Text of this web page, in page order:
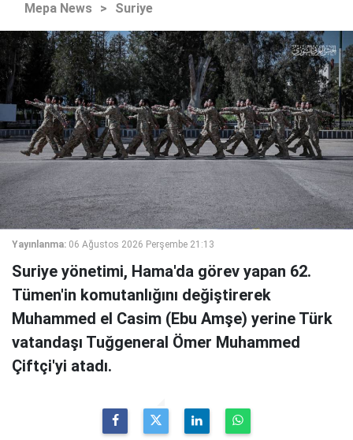
Mepa News > Suriye
Yayınlanma: 06 Ağustos 2026 Perşembe 21:13
Suriye yönetimi, Hama'da görev yapan 62.
Tümen'in komutanlığını değiştirerek
Muhammed el Casim (Ebu Amşe) yerine Türk
vatandaşı Tuğgeneral Ömer Muhammed
Çiftçi'yi atadı.